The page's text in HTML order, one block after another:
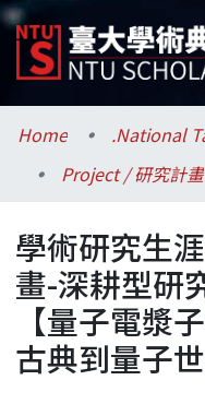
Communities &
Research Outputs
Fundings & Projects
Researchers
Organizations
Home
Project / 研究計畫
學術研究生
畫-深耕型研
【量子電漿
古典到量子世